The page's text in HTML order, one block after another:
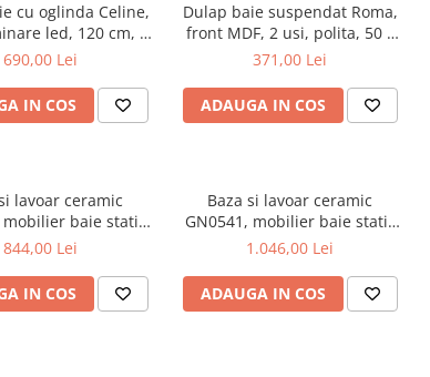
cu oglinda Celine,
led, 120 cm, 3
soft close, alb
690,00 Lei
IN COS
Dulap baie suspendat Roma,
front MDF, 2 usi, polita, 50 x
68 cm, alb
371,00 Lei
ADAUGA IN COS
lavoar ceramic
mobilier baie stativ
MDF, 2 usi, 2
reglabile, alb
844,00 Lei
IN COS
Baza si lavoar ceramic
GN0541, mobilier baie stativ
60 cm, front MDF, 2 sertare,
1.046,00 Lei
ADAUGA IN COS